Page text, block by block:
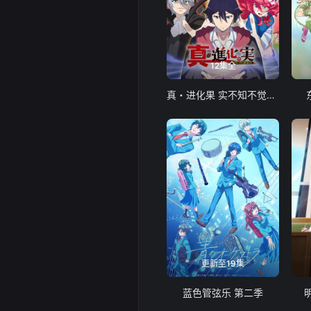
12集全
真・进化果 实不知不觉踏上胜利的人生
更新至19集
蓝色管弦乐 第二季